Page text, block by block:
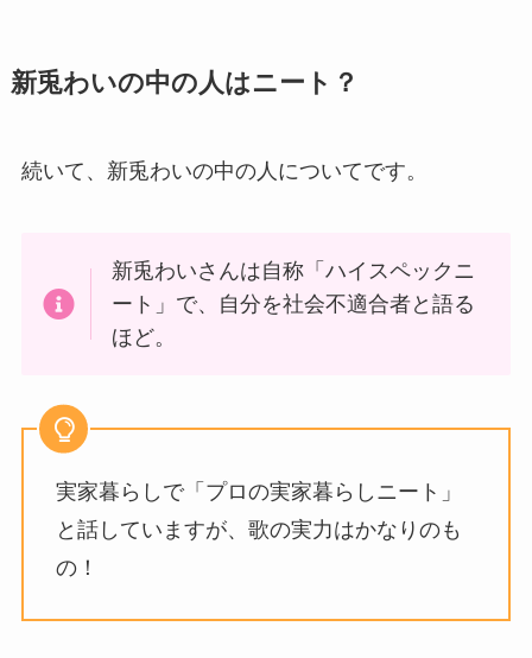
新兎わいの中の人はニート？
続いて、新兎わいの中の人についてです。
新兎わいさんは自称「ハイスペックニ
ート」で、自分を社会不適合者と語る
ほど。
実家暮らしで「プロの実家暮らしニート」
と話していますが、歌の実力はかなりのも
の！